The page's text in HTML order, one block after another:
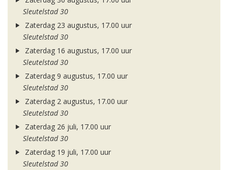
Sleutelstad 30
Zaterdag 23 augustus, 17.00 uur
Sleutelstad 30
Zaterdag 16 augustus, 17.00 uur
Sleutelstad 30
Zaterdag 9 augustus, 17.00 uur
Sleutelstad 30
Zaterdag 2 augustus, 17.00 uur
Sleutelstad 30
Zaterdag 26 juli, 17.00 uur
Sleutelstad 30
Zaterdag 19 juli, 17.00 uur
Sleutelstad 30